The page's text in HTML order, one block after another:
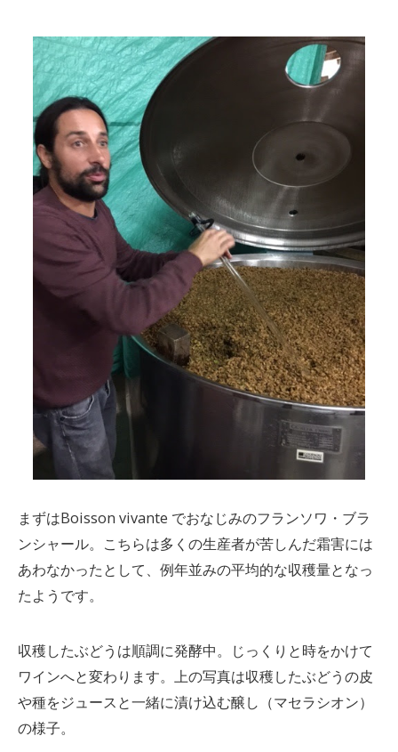
まずはBoisson vivante でおなじみのフランソワ・ブラ
ンシャール。こちらは多くの生産者が苦しんだ霜害には
あわなかったとして、例年並みの平均的な収穫量となっ
たようです。
収穫したぶどうは順調に発酵中。じっくりと時をかけて
ワインへと変わります。上の写真は収穫したぶどうの皮
や種をジュースと一緒に漬け込む醸し（マセラシオン）
の様子。